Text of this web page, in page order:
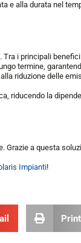
e alla durata nel
Tra i principali
termine,
riduzione delle
riducendo la
a questa
Impianti!
Print